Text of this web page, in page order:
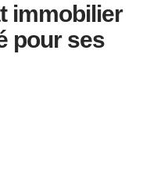
immobilier
pour ses